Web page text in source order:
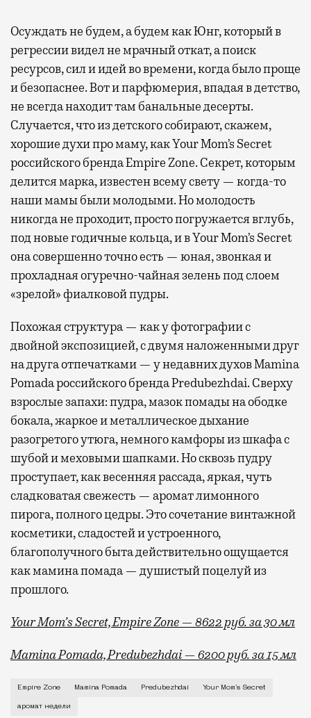
Осуждать не будем, а будем как Юнг, который в
регрессии видел не мрачный откат, а поиск
ресурсов, сил и идей во времени, когда было проще
и безопаснее. Вот и парфюмерия, впадая в детство,
не всегда находит там банальные десерты.
Случается, что из детского собирают, скажем,
хорошие духи про маму, как Your Mom’s Secret
российского бренда Empire Zone. Секрет, которым
делится марка, известен всему свету — когда-то
наши мамы были молодыми. Но молодость
никогда не проходит, просто погружается вглубь,
под новые годичные кольца, и в Your Mom’s Secret
она совершенно точно есть — юная, звонкая и
прохладная огуречно-чайная зелень под слоем
«зрелой» фиалковой пудры.
Похожая структура — как у фотографии с
двойной экспозицией, с двумя наложенными друг
на друга отпечатками — у недавних духов Mamina
Pomada российского бренда Predubezhdai. Сверху
взрослые запахи: пудра, мазок помады на ободке
бокала, жаркое и металлическое дыхание
разогретого утюга, немного камфоры из шкафа с
шубой и меховыми шапками. Но сквозь пудру
проступает, как весенняя рассада, яркая, чуть
сладковатая свежесть — аромат лимонного
пирога, полного цедры. Это сочетание винтажной
косметики, сладостей и устроенного,
благополучного быта действительно ощущается
как мамина помада — душистый поцелуй из
прошлого.
Your Mom’s Secret, Empire Zone — 8622 руб. за 30 мл
Mamina Pomada, Predubezhdai — 6200 руб. за 15 мл
В последнее время часто пишут о том, что
Empire Zone Mamina Pomada Predubezhdai Your Mom's Secret
аромат недели